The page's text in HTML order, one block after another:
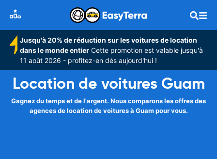
Jusqu'à 20% de réduction sur les voitures de location
dans le monde entier Cette promotion est valable jusqu'à
11 août 2026 - profitez-en dès aujourd'hui !
Location de voitures Guam
Gagnez du temps et de l'argent. Nous comparons les offres des
agences de location de voitures à Guam pour vous.